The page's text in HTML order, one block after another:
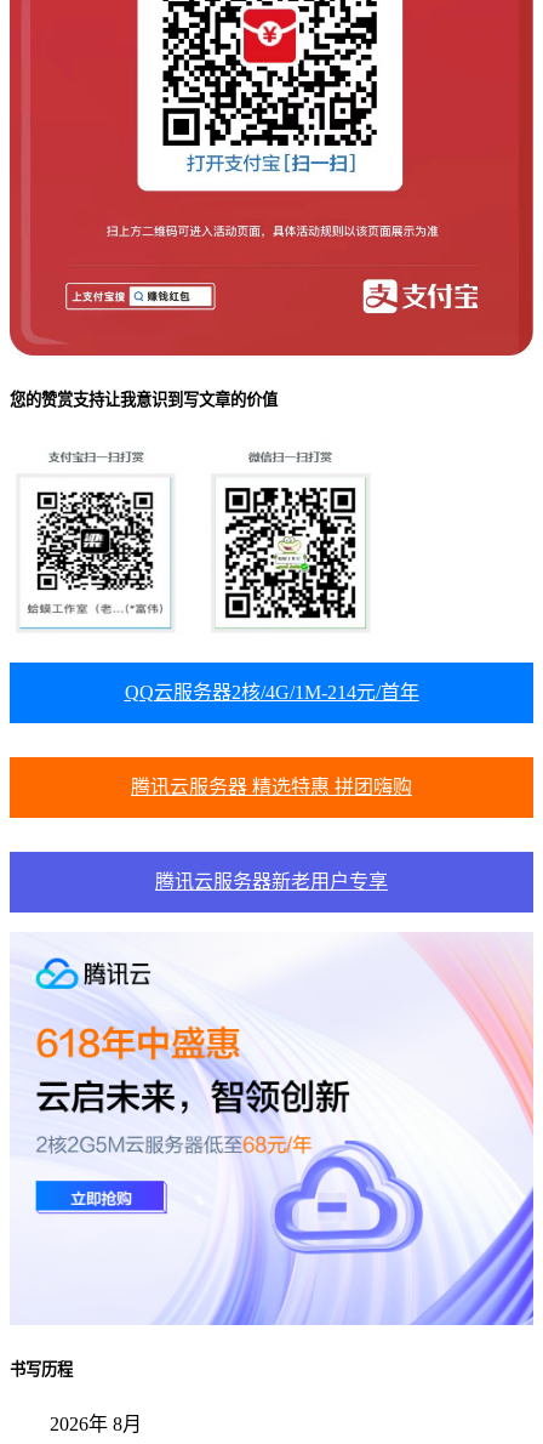
您的赞赏支持让我意识到写文章的价值
QQ云服务器2核/4G/1M-214元/首年
腾讯云服务器 精选特惠 拼团嗨购
腾讯云服务器新老用户专享
书写历程
2026年 8月